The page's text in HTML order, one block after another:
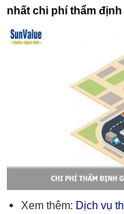
nhất chi phí thẩm
Xem thêm: Dịch vụ